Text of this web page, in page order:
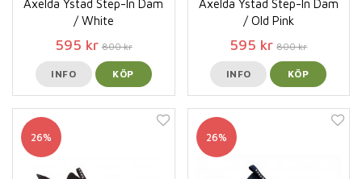
Axelda Ystad Step-In Dam
/ White
595 kr 800 kr
INFO KÖP
Axelda Ystad Step-In Dam
/ Old Pink
595 kr 800 kr
INFO KÖP
26% 26%